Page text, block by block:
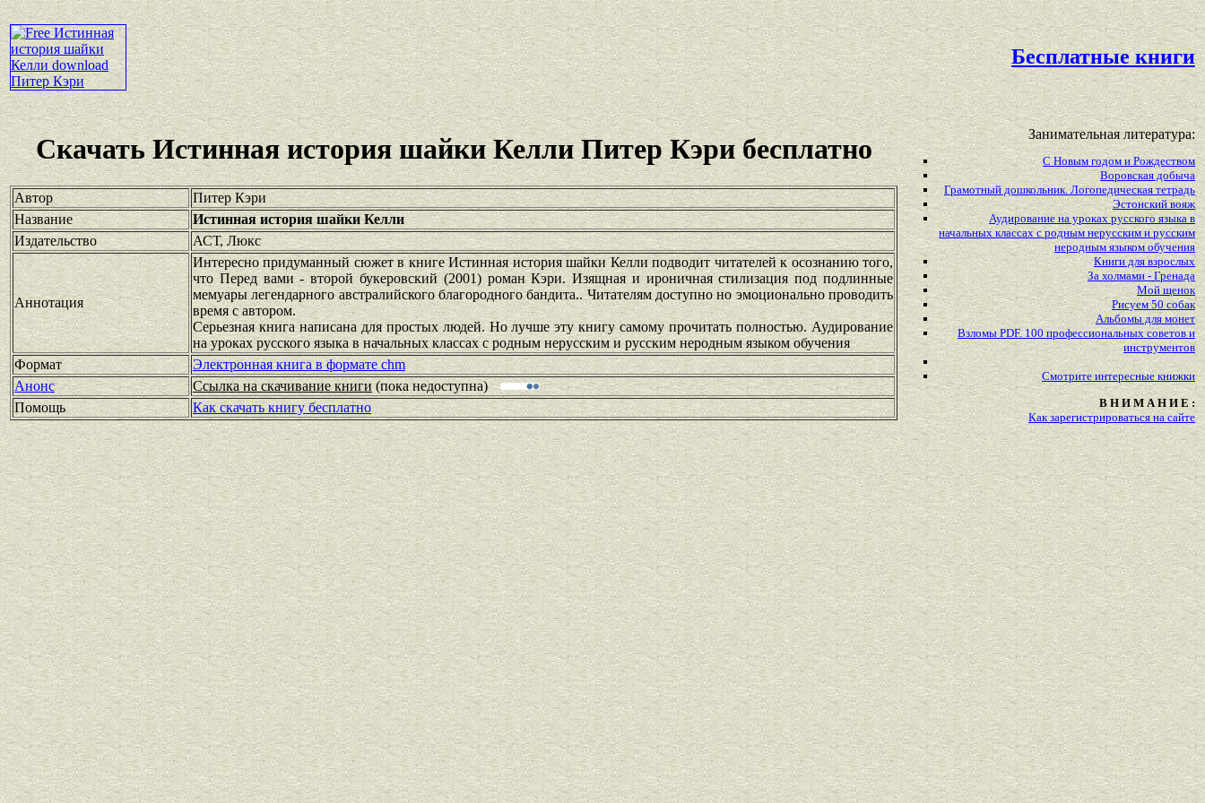
Бесплатные книги
Скачать Истинная история шайки Келли Питер Кэри бесплатно
Автор
Питер Кэри
Название
Истинная история шайки Келли
Издательство
АСТ, Люкс
Аннотация
Интересно придуманный сюжет в книге Истинная история шайки Келли подводит читателей к осознанию того,
что Перед вами - второй букеровский (2001) роман Кэри. Изящная и ироничная стилизация под подлинные
мемуары легендарного австралийского благородного бандита.. Читателям доступно но эмоционально проводить
время с автором.
Серьезная книга написана для простых людей. Но лучше эту книгу самому прочитать полностью. Аудирование
на уроках русского языка в начальных классах с родным нерусским и русским неродным языком обучения
Формат
Электронная книга в формате chm
Анонс
Ссылка на скачивание книги(пока недоступна)
Помощь
Как скачать книгу бесплатно
Занимательная литература:
С Новым годом и Рождеством
Воровская добыча
Грамотный дошкольник. Логопедическая тетрадь
Эстонский вояж
Аудирование на уроках русского языка в
начальных классах с родным нерусским и русским
неродным языком обучения
Книги для взрослых
За холмами - Гренада
Мой щенок
Рисуем 50 собак
Альбомы для монет
Взломы PDF. 100 профессиональных советов и
инструментов
Смотрите интересныекнижки
В Н И М А Н И Е :
Как зарегистрироваться на сайте